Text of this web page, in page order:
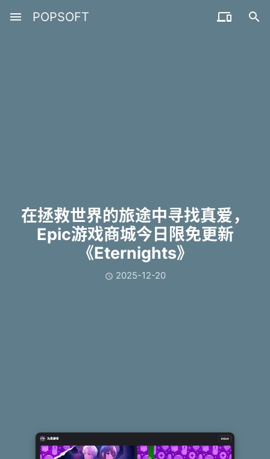
menu POPSOFT  
在拯救世界的旅途中寻找真爱，
Epic游戏商城今日限免更新
《Eternights》
 2025-12-20